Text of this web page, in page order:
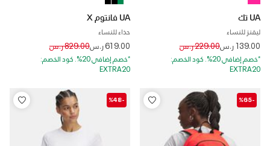
UA تك
ليقنز للنساء
139.00 ر.س Price reduced from
229.00 ر.س to
*خصم إضافي 20%. كود الخصم:
EXTRA20
UA فانتوم X
حذاء للنساء
619.00 ر.س Price reduced from
829.00 ر.س to
*خصم إضافي 20%. كود الخصم:
EXTRA20
-%65
-%48